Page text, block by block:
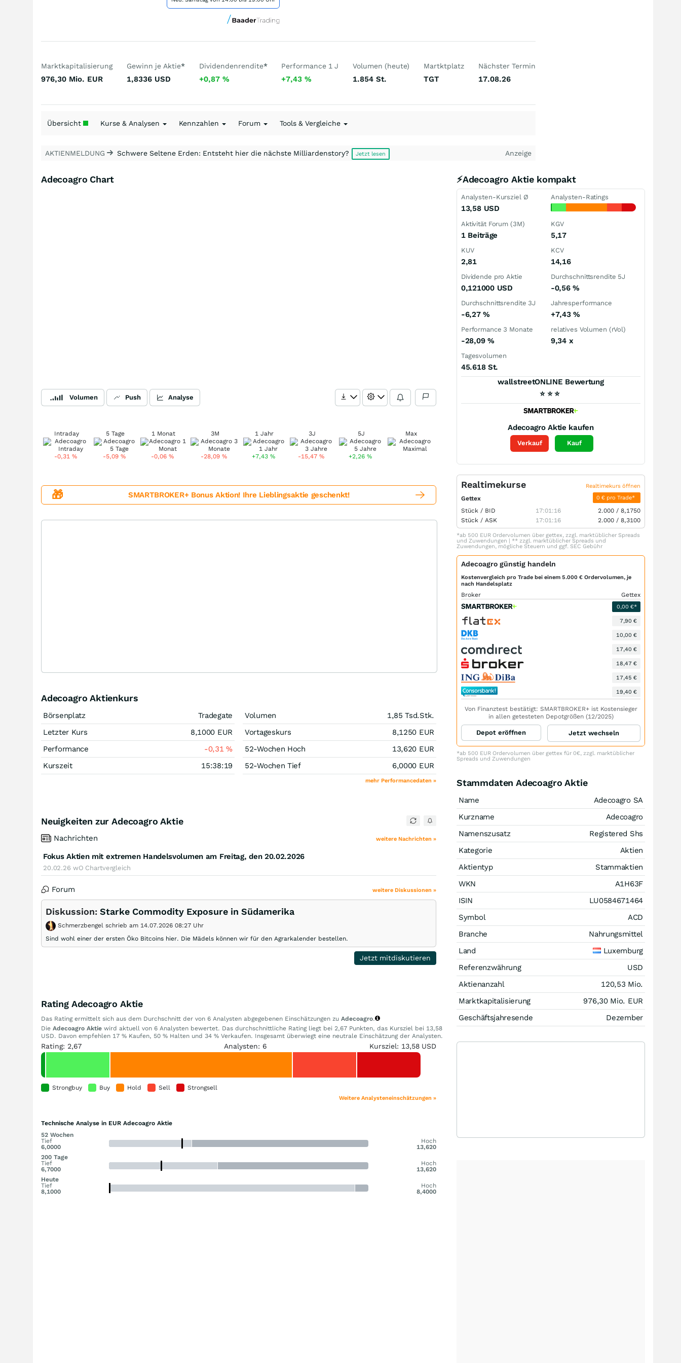
Marktkapitalisierung
976,30 Mio. EUR
Gewinn je Aktie*
1,8336 USD
Dividendenrendite*
+0,87 %
Performance 1 J
+7,43%
Volumen (heute)
1.854 St.
Martktplatz
TGT
Nächster Termin
17.08.26
Übersicht Kurse & Analysen Kennzahlen Forum Tools & Vergleiche
AKTIENMELDUNG Schwere Seltene Erden: Entsteht hier die nächste Milliardenstory? Jetzt lesen Anzeige
Adecoagro Chart
Volumen Push Analyse
Intraday
-0,31 %
5 Tage
-5,09 %
1 Monat
-0,06%
3M
-28,09 %
1 Jahr
+7,43 %
3J
-15,47%
5J
+2,26 %
Max
⚡Adecoagro Aktie kompakt
Analysten-Kursziel Ø
13,58 USD
Analysten-Ratings
Aktivität Forum (3M)
1 Beiträge
KGV
5,17
KUV
2,81
KCV
14,16
Dividende pro Aktie
0,121000 USD
Durchschnittsrendite 5J
-0,56%
Durchschnittsrendite 3J
-6,27%
Jahresperformance
+7,43%
Performance 3 Monate
-28,09 %
relatives Volumen (rVol)
9,34 x
Tagesvolumen
45.618 St.
wallstreetONLINE Bewertung
⭐ ⭐ ⭐
Adecoagro Aktie kaufen
Verkauf Kauf
🎁 SMARTBROKER+ Bonus Aktion! Ihre Lieblingsaktie geschenkt!
Adecoagro Aktienkurs
Börsenplatz
Tradegate
Letzter Kurs
8,1000 EUR
Performance
-0,31%
Kurszeit
15:38:19
Volumen 1,85 Tsd.Stk.
Vortageskurs
8,1250 EUR
52-Wochen Hoch
13,620 EUR
52-Wochen Tief
6,0000 EUR
mehr Performancedaten »
Neuigkeiten zur Adecoagro Aktie
Nachrichten weitere Nachrichten »
Fokus Aktien mit extremen Handelsvolumen am Freitag, den 20.02.2026
20.02.26 wO Chartvergleich
Forum weitere Diskussionen »
Diskussion: Starke Commodity Exposure in Südamerika
Schmerzbengel schrieb am 14.07.2026 08:27 Uhr
Sind wohl einer der ersten Öko Bitcoins hier. Die Mädels können wir für den Agrarkalender bestellen.
Jetzt mitdiskutieren
Rating Adecoagro Aktie
Das Rating ermittelt sich aus dem Durchschnitt der von 6 Analysten abgegebenen Einschätzungen zu Adecoagro.
Die Adecoagro Aktie wird aktuell von 6 Analysten bewertet. Das durchschnittliche Rating liegt bei 2,67 Punkten, das Kursziel bei 13,58
USD. Davon empfehlen 17 % Kaufen, 50 % Halten und 34 % Verkaufen. Insgesamt überwiegt eine neutrale Einschätzung der Analysten.
Rating: 2,67 Analysten: 6 Kursziel: 13,58 USD
Strongbuy Buy Hold Sell Strongsell
Weitere Analysteneinschätzungen »
Technische Analyse in EUR Adecoagro Aktie
52 Wochen
Tief
6,0000
Hoch
13,620
200 Tage
Tief
6,7000
Hoch
13,620
Heute
Tief
8,1000
Hoch
8,4000
Realtimekurse Realtimekurs öffnen
Gettex 0 € pro Trade*
Stück / BID 17:01:16 2.000 / 8,1750
Stück / ASK 17:01:16 2.000 / 8,3100
*ab 500 EUR Ordervolumen über gettex, zzgl. marktüblicher Spreads
und Zuwendungen | ** zzgl. marktüblicher Spreads und
Zuwendungen, mögliche Steuern und ggf. SEC Gebühr
Adecoagro günstig handeln
Kostenvergleich pro Trade bei einem 5.000 € Ordervolumen, je
nach Handelsplatz
Broker Gettex
0,00 €*
7,90 €
10,00 €
17,40 €
18,47 €
17,45 €
19,40 €
Von Finanztest bestätigt: SMARTBROKER+ ist Kostensieger
in allen getesteten Depotgrößen (12/2025)
Depot eröffnen Jetzt wechseln
*ab 500 EUR Ordervolumen über gettex für 0€, zzgl. marktüblicher
Spreads und Zuwendungen
Stammdaten Adecoagro Aktie
Name
Adecoagro SA
Kurzname
Adecoagro
Namenszusatz
Registered Shs
Kategorie
Aktien
Aktientyp
Stammaktien
WKN
A1H63F
ISIN
LU0584671464
Symbol
ACD
Branche
Nahrungsmittel
Land
Luxemburg
Referenzwährung
USD
Aktienanzahl
120,53 Mio.
Marktkapitalisierung
976,30 Mio. EUR
Geschäftsjahresende
Dezember